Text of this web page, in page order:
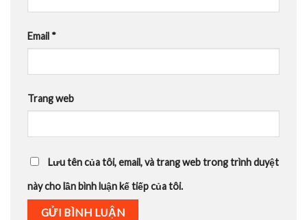
Email *
Trang web
Lưu tên của tôi, email, và trang web trong trình duyệt
này cho lần bình luận kế tiếp của tôi.